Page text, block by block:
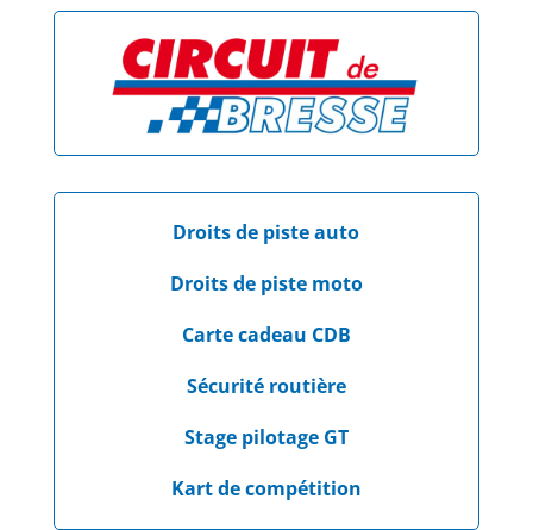
Droits de piste auto
Droits de piste moto
Carte cadeau CDB
Sécurité routière
Stage pilotage GT
Kart de compétition